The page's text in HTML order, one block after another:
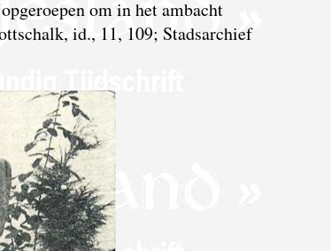
om in het ambacht
id., 11, 109; Stadsarchief